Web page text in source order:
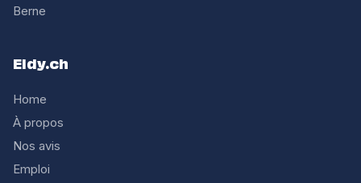
Berne
Eldy.ch
Home
À propos
Nos avis
Emploi